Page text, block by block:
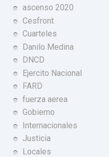
ascenso 2020
Cesfront
Cuarteles
Danilo Medina
DNCD
Ejercito Nacional
FARD
fuerza aerea
Gobierno
Internacionales
Justicia
Locales